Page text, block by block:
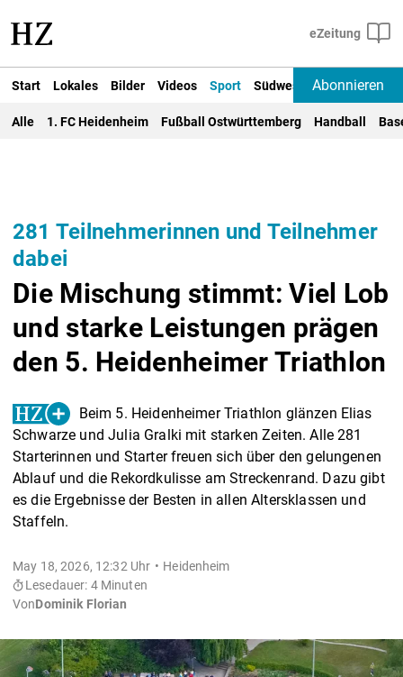
Start Lokales Bilder Videos Sport Südwest Deutschland
Abonnieren
Alle 1. FC Heidenheim Fußball Ostwürttemberg Handball
281 Teilnehmerinnen und Teilnehmer
dabei
Die Mischung stimmt: Viel Lob
und starke Leistungen prägen
den 5. Heidenheimer Triathlon
Beim 5. Heidenheimer Triathlon glänzen Elias
Schwarze und Julia Gralki mit starken Zeiten. Alle 281
Starterinnen und Starter freuen sich über den gelungenen
Ablauf und die Rekordkulisse am Streckenrand. Dazu gibt
es die Ergebnisse der Besten in allen Altersklassen und
Staffeln.
May 18, 2026, 12:32 Uhr
Heidenheim
Lesedauer: 4 Minuten
VonDominik Florian